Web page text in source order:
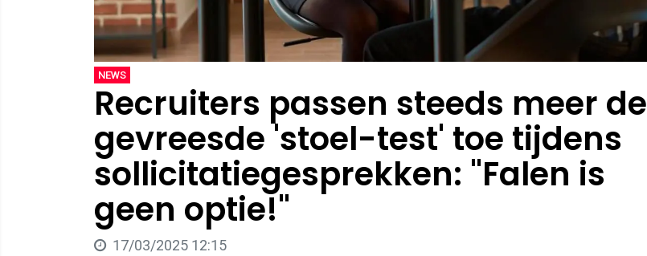
NEWS
Recruiters passen steeds meer de
gevreesde 'stoel-test' toe tijdens
sollicitatiegesprekken: "Falen is
geen optie!"
17/03/2025 12:15